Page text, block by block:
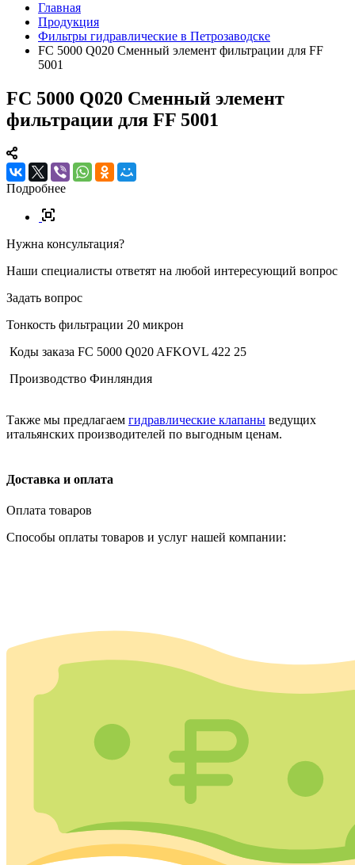
Главная
Продукция
Фильтры гидравлические в Петрозаводске
FC 5000 Q020 Сменный элемент фильтрации для FF
5001
FC 5000 Q020 Сменный элемент
фильтрации для FF 5001
Подробнее
Нужна консультация?
Наши специалисты ответят на любой интересующий вопрос
Задать вопрос
Тонкость фильтрации 20 микрон
Коды заказа FC 5000 Q020 AFKOVL 422 25
Производство Финляндия
Также мы предлагаем гидравлические клапаны ведущих
итальянских производителей по выгодным ценам.
Доставка и оплата
Оплата товаров
Способы оплаты товаров и услуг нашей компании: